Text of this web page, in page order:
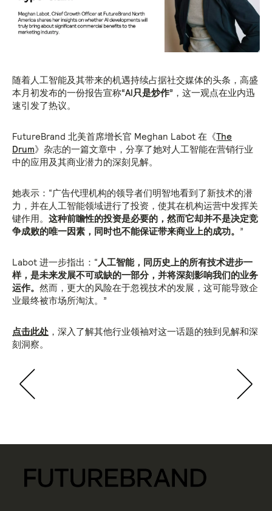
随着人工智能及其带来的机遇持续占据社交媒体的头条，高盛
本月初发布的一份报告宣称“AI只是炒作” ，这一观点在业内迅
速引发了热议。
FutureBrand 北美首席增长官 Meghan Labot 在《The
Drum》杂志的一篇文章中，分享了她对人工智能在营销行业
中的应用及其商业潜力的深刻见解。
她表示：“广告代理机构的领导者们明智地看到了新技术的潜
力，并在人工智能领域进行了投资，使其在机构运营中发挥关
键作用。 这种前瞻性的投资是必要的，然而它却并不是决定竞
争成败的唯一因素，同时也不能保证带来商业上的成功。 ”
Labot 进一步指出：“ 人工智能，同历史上的所有技术进步一
样，是未来发展不可或缺的一部分，并将深刻影响我们的业务
运作。 然而，更大的风险在于忽视技术的发展，这可能导致企
业最终被市场所淘汰。”
点击此处 ，深入了解其他行业领袖对这一话题的独到见解和深
刻洞察。